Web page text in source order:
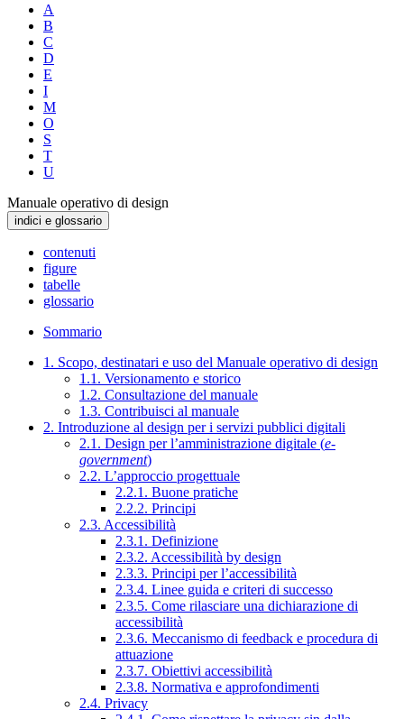
A
B
C
D
E
I
M
O
S
T
U
Manuale operativo di design
indici e glossario
contenuti
figure
tabelle
glossario
Sommario
1. Scopo, destinatari e uso del Manuale operativo di design
1.1. Versionamento e storico
1.2. Consultazione del manuale
1.3. Contribuisci al manuale
2. Introduzione al design per i servizi pubblici digitali
2.1. Design per l’amministrazione digitale (e-
government)
2.2. L’approccio progettuale
2.2.1. Buone pratiche
2.2.2. Principi
2.3. Accessibilità
2.3.1. Definizione
2.3.2. Accessibilità by design
2.3.3. Principi per l’accessibilità
2.3.4. Linee guida e criteri di successo
2.3.5. Come rilasciare una dichiarazione di
accessibilità
2.3.6. Meccanismo di feedback e procedura di
attuazione
2.3.7. Obiettivi accessibilità
2.3.8. Normativa e approfondimenti
2.4. Privacy